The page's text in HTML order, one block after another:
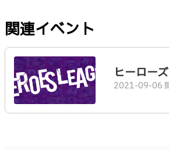
関連イベント
ヒーロー
2021-09-06